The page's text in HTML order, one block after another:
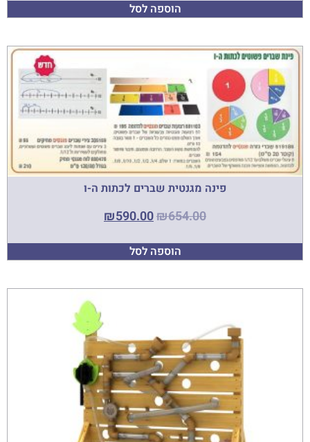
הוספה לסל
פינה מגנטית שברים לכתות ה-ו
₪654.00
₪590.00
הוספה לסל